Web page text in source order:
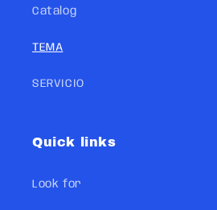
Catalog
TEMA
SERVICIO
Quick links
Look for